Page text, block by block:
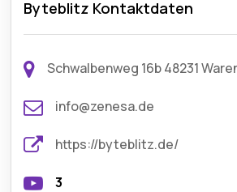
Byteblitz Kontaktdaten
Schwalbenweg 16b 48231
info@zenesa.de
https://byteblitz.de/
3